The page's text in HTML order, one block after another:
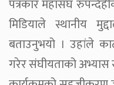
पत्रकार महासंघ
मिडियाले स्थानीय
बताउनुभयो । उहांले
गरेर संघीयताको